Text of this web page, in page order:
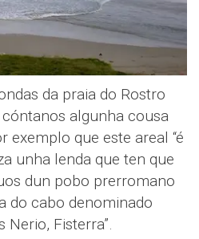
da praia do Rostro
cóntanos algunha cousa
exemplo que este areal “é
unha lenda que ten que
dun pobo prerromano
do cabo denominado
Fisterra”.